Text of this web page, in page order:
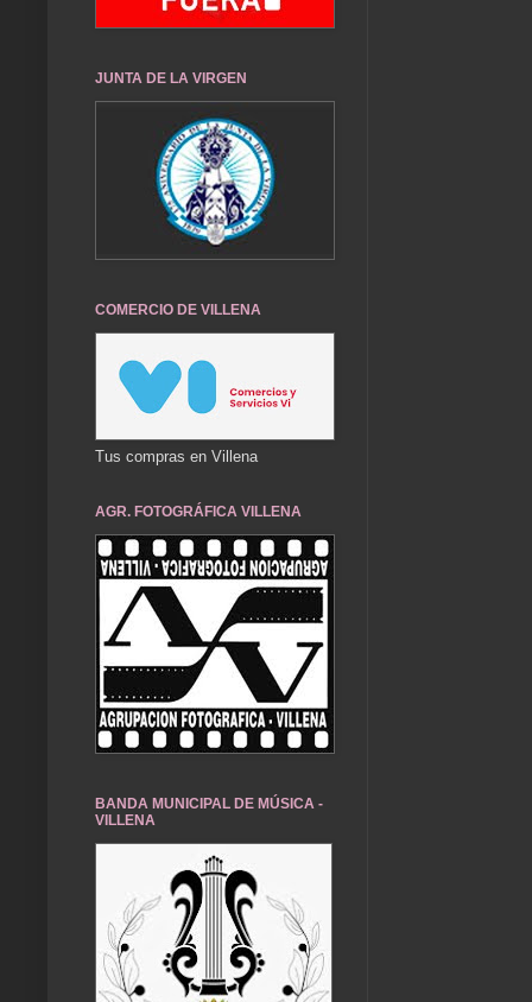
JUNTA DE LA VIRGEN
COMERCIO DE VILLENA
Tus compras en Villena
AGR. FOTOGRÁFICA VILLENA
BANDA MUNICIPAL DE MÚSICA -
VILLENA